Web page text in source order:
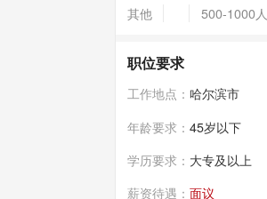
其他
500-1000人
职位要求
工作地点： 哈尔滨市
年龄要求： 45岁以下
学历要求： 大专及以上
薪资待遇： 面议